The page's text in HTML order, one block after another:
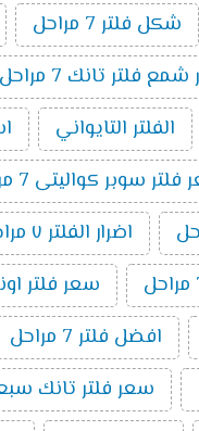
شكل فلتر 7 مراحل
فلتر تانك 7 مراحل
الفلتر التايواني
سوبر كواليتى 7 مراحل
اضرار الفلتر ٧ مراحل
سعر فلتر اونو 7
افضل فلتر 7 مراحل
سعر فلتر تانك